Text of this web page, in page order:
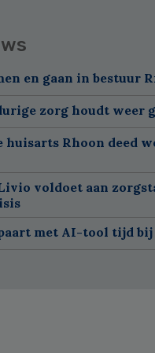
en gaan in bestuur
zorg houdt weer
huisarts Rhoon deed
voldoet aan
met AI-tool tijd